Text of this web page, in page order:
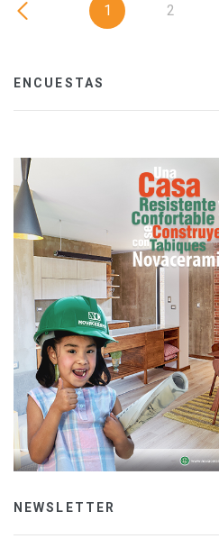
1 2
ENCUESTAS
NEWSLETTER